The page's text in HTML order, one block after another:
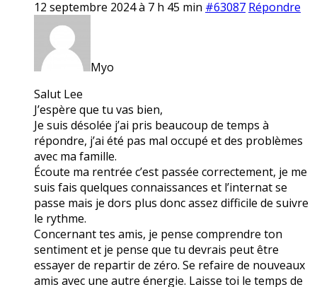
12 septembre 2024 à 7 h 45 min #63087 Répondre
Myo
Salut Lee
J’espère que tu vas bien,
Je suis désolée j’ai pris beaucoup de temps à
répondre, j’ai été pas mal occupé et des problèmes
avec ma famille.
Écoute ma rentrée c’est passée correctement, je me
suis fais quelques connaissances et l’internat se
passe mais je dors plus donc assez difficile de suivre
le rythme.
Concernant tes amis, je pense comprendre ton
sentiment et je pense que tu devrais peut être
essayer de repartir de zéro. Se refaire de nouveaux
amis avec une autre énergie. Laisse toi le temps de